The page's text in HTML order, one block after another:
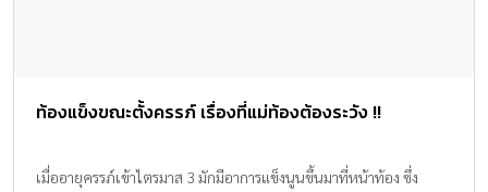
ท้องแข็งขณะตั้งครรภ์ เรื่องที่แม่ท้องต้องระวัง !!
เมื่ออายุครรภ์เข้าไตรมาส 3 มักมีอาการแข็งนูนขึ้นมาที่หน้าท้อง ซึ่ง